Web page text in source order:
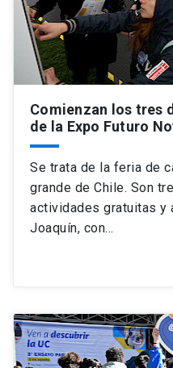
Comienzan los tres
de la Expo Futuro
Se trata de la feria de
grande de Chile. Son
actividades gratuitas y
Joaquín, con…